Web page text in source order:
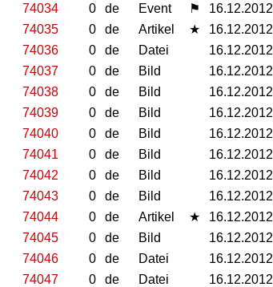
74034
0 de Event ⚑ 16.12.2012
74035
0 de Artikel ★ 16.12.2012
74036
0 de Datei 16.12.2012
74037
0 de Bild 16.12.2012
74038
0 de Bild 16.12.2012
74039
0 de Bild 16.12.2012
74040
0 de Bild 16.12.2012
74041
0 de Bild 16.12.2012
74042
0 de Bild 16.12.2012
74043
0 de Bild 16.12.2012
74044
0 de Artikel ★ 16.12.2012
74045
0 de Bild 16.12.2012
74046
0 de Datei 16.12.2012
74047
0 de Datei 16.12.2012